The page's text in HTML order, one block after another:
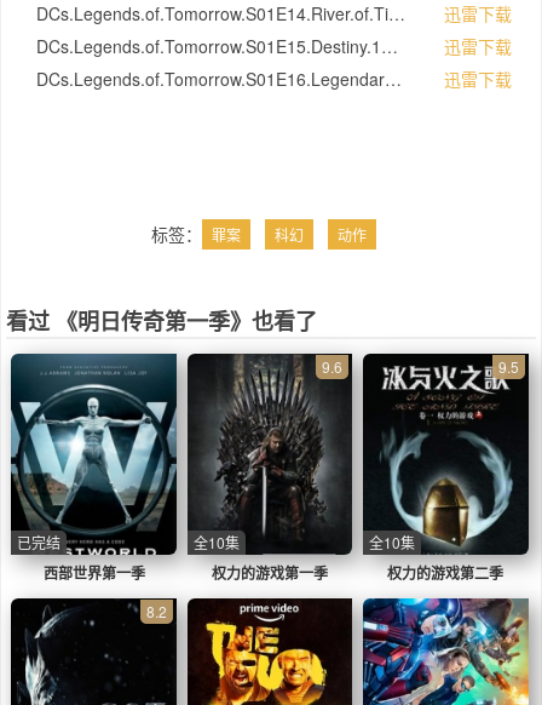
DCs.Legends.of.Tomorrow.S01E14.River.of.Time.1080p.WEB-DL.DD5.1.H.264-LoT.mkv
迅雷下载
DCs.Legends.of.Tomorrow.S01E15.Destiny.1080p.WEB-DL.DD5.1.H.264-LoT.mkv
迅雷下载
DCs.Legends.of.Tomorrow.S01E16.Legendary.1080p.WEB-DL.DD5.1.H.264-LoT.mkv
迅雷下载
标签： 罪案 科幻 动作
看过 《明日传奇第一季》也看了
西部世界第一季
已完结
权力的游戏第一季
9.6
全10集
权力的游戏第二季
9.5
全10集
8.2